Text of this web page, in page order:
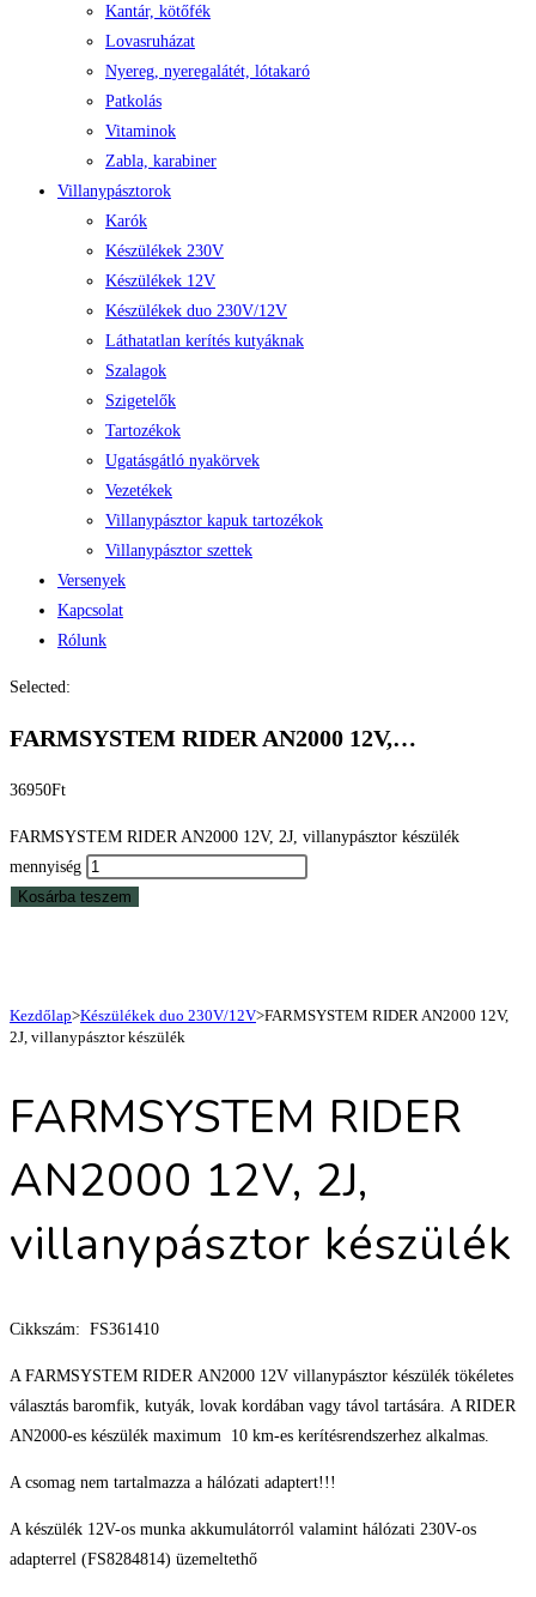
Kantár, kötőfék
Lovasruházat
Nyereg, nyeregalátét, lótakaró
Patkolás
Vitaminok
Zabla, karabiner
Villanypásztorok
Karók
Készülékek 230V
Készülékek 12V
Készülékek duo 230V/12V
Láthatatlan kerítés kutyáknak
Szalagok
Szigetelők
Tartozékok
Ugatásgátló nyakörvek
Vezetékek
Villanypásztor kapuk tartozékok
Villanypásztor szettek
Versenyek
Kapcsolat
Rólunk
Selected:
FARMSYSTEM RIDER AN2000 12V,…
36950Ft
FARMSYSTEM RIDER AN2000 12V, 2J, villanypásztor készülék
mennyiség
Kosárba teszem
Kezdőlap>Készülékek duo 230V/12V>FARMSYSTEM RIDER AN2000 12V,
2J, villanypásztor készülék
FARMSYSTEM RIDER
AN2000 12V, 2J,
villanypásztor készülék
Cikkszám: FS361410
A FARMSYSTEM RIDER AN2000 12V villanypásztor készülék tökéletes
választás baromfik, kutyák, lovak kordában vagy távol tartására. A RIDER
AN2000-es készülék maximum 10 km-es kerítésrendszerhez alkalmas.
A csomag nem tartalmazza a hálózati adaptert!!!
A készülék 12V-os munka akkumulátorról valamint hálózati 230V-os
adapterrel (FS8284814) üzemeltethő